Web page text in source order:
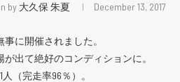
by 大久保 朱夏 December 13, 2017
に開催されました。
出て絶好のコンディションに。
（完走率96％）。